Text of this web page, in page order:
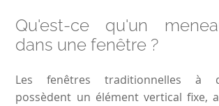
Qu'est-ce qu'un
dans une fenêtre ?
Les fenêtres traditionnelles à
possèdent un élément vertical fixe,